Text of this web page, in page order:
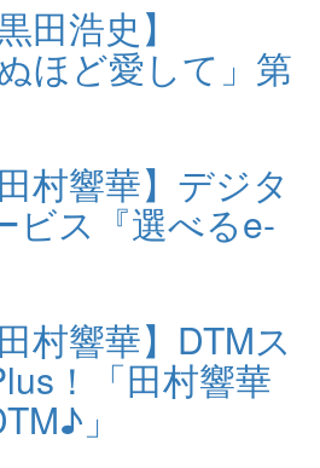
黒田浩史】
ほど愛して」第
田村響華】デジタ
ビス『選べるe-
田村響華】DTMス
！「田村響華
」